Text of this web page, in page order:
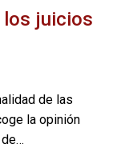
los juicios
de las
la opinión